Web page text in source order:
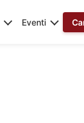
Eventi